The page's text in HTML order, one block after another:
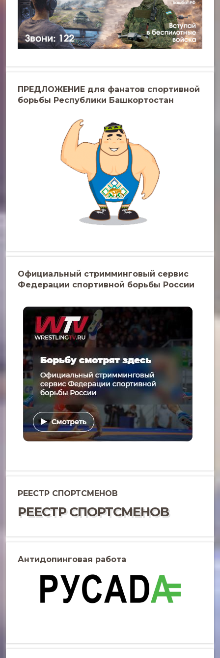
ПРЕДЛОЖЕНИЕ для фанатов спортивной
борьбы Республики Башкортостан
Официальный стримминговый сервис
Федерации спортивной борьбы России
РЕЕСТР СПОРТСМЕНОВ
РЕЕСТР СПОРТСМЕНОВ
Антидопинговая работа